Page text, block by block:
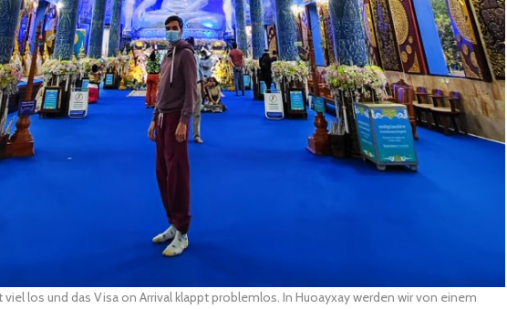
viel los und das Visa on Arrival klappt problemlos. In Huoayxay werden wir von einem